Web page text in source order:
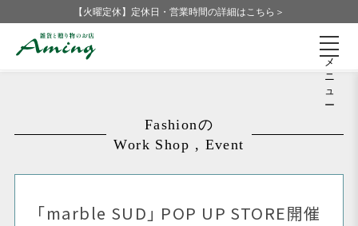
【火曜定休】定休日・営業時間の詳細はこちら＞
メ
ニ
ュ
ー
Fashionの
Work Shop , Event
「marble SUD」 POP UP STORE開催